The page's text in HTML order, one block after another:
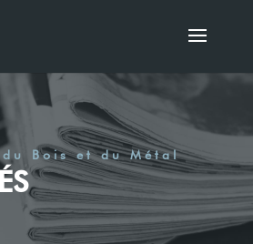
Bois et du Métal